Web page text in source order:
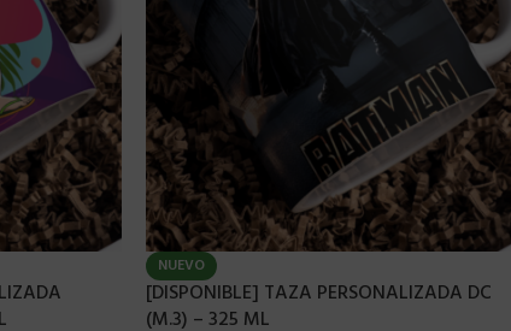
NUEVO
[DISPONIBLE] TAZA PERSONALIZADA DC
(M.3) – 325 ML